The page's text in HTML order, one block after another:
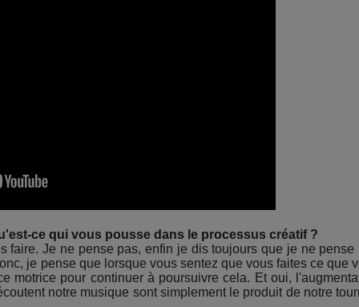
ce qui vous pousse dans le processus créatif ?
faire. Je ne pense pas, enfin je dis toujours que je ne pense
je pense que lorsque vous sentez que vous faites ce que
motrice pour continuer à poursuivre cela. Et oui,
notre musique sont simplement le produit de notre